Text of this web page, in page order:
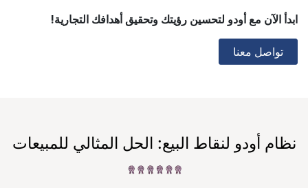
ابدأ الآن مع أودو لتحسين رؤيتك وتحقيق أهدافك التجارية!
تواصل معنا
نظام أودو لنقاط البيع: الحل المثالي للمبيعات